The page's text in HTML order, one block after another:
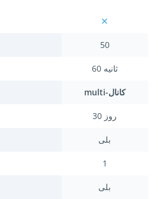
50
60 ثانیه
multi-کانال
30 روز
بلی
1
بلی